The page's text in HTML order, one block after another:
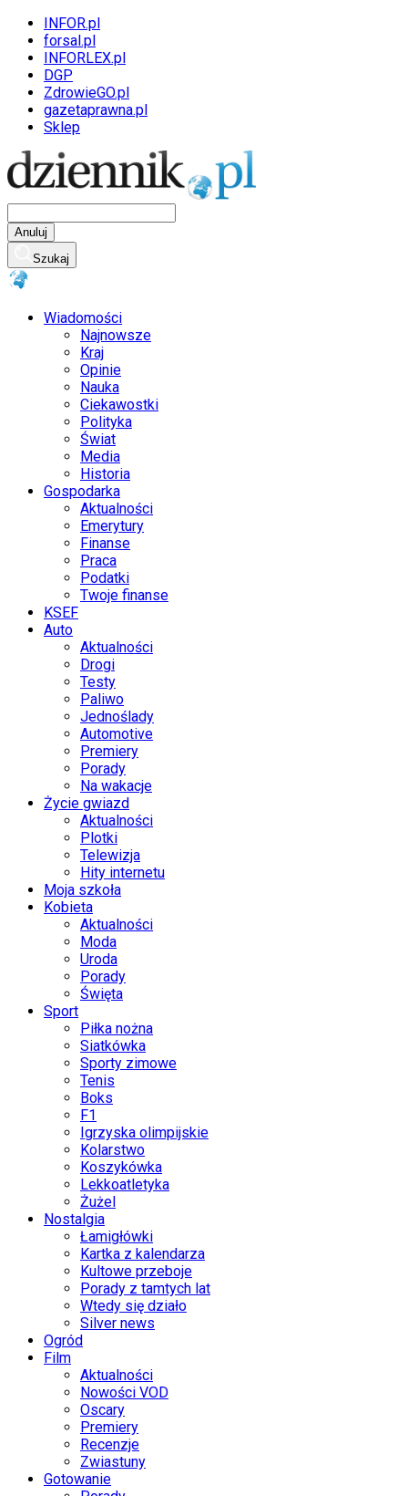
INFOR.pl
forsal.pl
INFORLEX.pl
DGP
ZdrowieGO.pl
gazetaprawna.pl
Sklep
Anuluj
Szukaj
Wiadomości
Najnowsze
Kraj
Opinie
Nauka
Ciekawostki
Polityka
Świat
Media
Historia
Gospodarka
Aktualności
Emerytury
Finanse
Praca
Podatki
Twoje finanse
KSEF
Auto
Aktualności
Drogi
Testy
Paliwo
Jednoślady
Automotive
Premiery
Porady
Na wakacje
Życie gwiazd
Aktualności
Plotki
Telewizja
Hity internetu
Moja szkoła
Kobieta
Aktualności
Moda
Uroda
Porady
Święta
Sport
Piłka nożna
Siatkówka
Sporty zimowe
Tenis
Boks
F1
Igrzyska olimpijskie
Kolarstwo
Koszykówka
Lekkoatletyka
Żużel
Nostalgia
Łamigłówki
Kartka z kalendarza
Kultowe przeboje
Porady z tamtych lat
Wtedy się działo
Silver news
Ogród
Film
Aktualności
Nowości VOD
Oscary
Premiery
Recenzje
Zwiastuny
Gotowanie